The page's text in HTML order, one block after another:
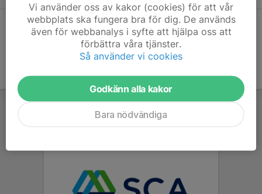
Hela kalendern
Vi använder oss av kakor (cookies) för att vår
webbplats ska fungera bra för dig. De används
även för webbanalys i syfte att hjälpa oss att
förbättra våra tjänster.
Så använder vi cookies
Godkänn alla kakor
Bara nödvändiga